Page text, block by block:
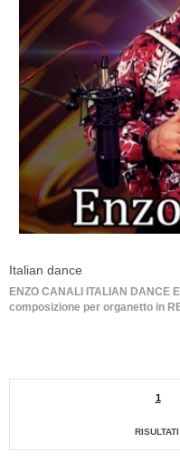
Italian dance
ENZO CANALI ITALIAN DANCE
composizione per organetto in
1